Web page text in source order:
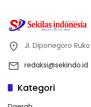
Jl. Diponegoro
redaksi@sekindo.id
Kategori